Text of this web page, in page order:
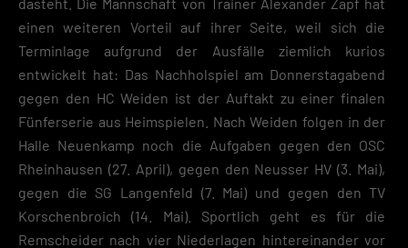
einen weiteren Vorteil auf ihrer Seite, weil sich die
Terminlage aufgrund der Ausfälle ziemlich kurios
entwickelt hat: Das Nachholspiel am Donnerstagabend
gegen den HC Weiden ist der Auftakt zu einer finalen
Fünferserie aus Heimspielen. Nach Weiden folgen in der
Halle Neuenkamp noch die Aufgaben gegen den OSC
Rheinhausen (27. April), gegen den Neusser HV (3. Mai),
gegen die SG Langenfeld (7. Mai) und gegen den TV
Korschenbroich (14. Mai). Sportlich geht es für die
Remscheider nach vier Niederlagen hintereinander vor